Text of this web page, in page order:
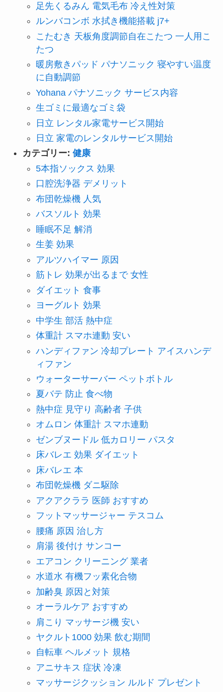
足先くるみん 電気毛布 冷え性対策
ルンバコンボ 水拭き機能搭載 j7+
こたむき 天板角度調節自在こたつ 一人用こ
たつ
暖房敷きパッド パナソニック 寝やすい温度
に自動調節
Yohana パナソニック サービス内容
生ゴミに最適なゴミ袋
日立 レンタル家電サービス開始
日立 家電のレンタルサービス開始
カテゴリー: 健康
5本指ソックス 効果
口腔洗浄器 デメリット
布団乾燥機 人気
バスソルト 効果
睡眠不足 解消
生姜 効果
アルツハイマー 原因
筋トレ 効果が出るまで 女性
ダイエット 食事
ヨーグルト 効果
中学生 部活 熱中症
体重計 スマホ連動 安い
ハンディファン 冷却プレート アイスハンデ
ィファン
ウォーターサーバー ペットボトル
夏バテ 防止 食べ物
熱中症 見守り 高齢者 子供
オムロン 体重計 スマホ連動
ゼンブヌードル 低カロリー パスタ
床バレエ 効果 ダイエット
床バレエ 本
布団乾燥機 ダニ駆除
アクアクララ 医師 おすすめ
フットマッサージャー テスコム
腰痛 原因 治し方
肩湯 後付け サンコー
エアコン クリーニング 業者
水道水 有機フッ素化合物
加齢臭 原因と対策
オーラルケア おすすめ
肩こり マッサージ機 安い
ヤクルト1000 効果 飲む期間
自転車 ヘルメット 規格
アニサキス 症状 冷凍
マッサージクッション ルルド プレゼント